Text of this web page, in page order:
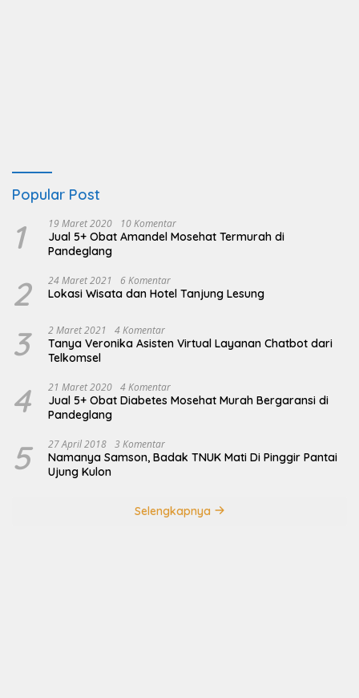
Popular Post
1 19 Maret 2020 10 Komentar
Jual 5+ Obat Amandel Mosehat Termurah di
Pandeglang
2 24 Maret 2021 6 Komentar
Lokasi Wisata dan Hotel Tanjung Lesung
3 2 Maret 2021 4 Komentar
Tanya Veronika Asisten Virtual Layanan Chatbot dari
Telkomsel
4 21 Maret 2020 4 Komentar
Jual 5+ Obat Diabetes Mosehat Murah Bergaransi di
Pandeglang
5 27 April 2018 3 Komentar
Namanya Samson, Badak TNUK Mati Di Pinggir Pantai
Ujung Kulon
Selengkapnya